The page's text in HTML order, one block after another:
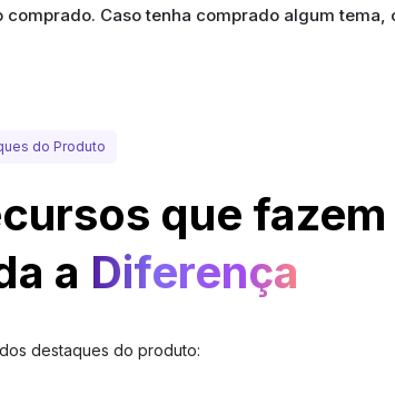
Caso tenha comprado algum tema,
do Produto
que fazem
a Diferença
destaques do produto: